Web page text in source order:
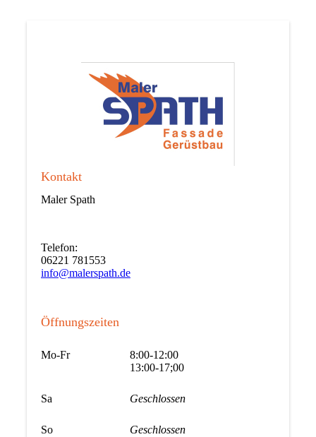
Kontakt
Maler Spath
Telefon:
06221 781553
info@malerspath.de
Öffnungszeiten
Mo-Fr
8:00-12:00
13:00-17;00
Sa Geschlossen
So Geschlossen